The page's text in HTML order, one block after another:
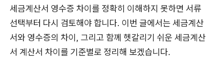
세금계산서 영수증 차이를 정확히 이해하지 못하면 서류
선택부터 다시 검토해야 합니다. 이번 글에서는 세금계산
서와 영수증의 차이, 그리고 함께 헷갈리기 쉬운 세금계산
서 계산서 차이를 기준별로 정리해 보겠습니다.